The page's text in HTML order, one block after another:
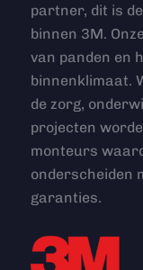
partner, dit is
binnen 3M.
van panden en
binnenklimaat.
de zorg,
projecten
monteurs
onderscheiden
garanties.